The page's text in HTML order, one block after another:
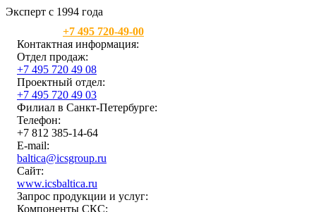
Эксперт с 1994 года
+7 495 720-49-00
Контактная информация:
Отдел продаж:
+7 495 720 49 08
Проектный отдел:
+7 495 720 49 03
Филиал в Санкт-Петербурге:
Телефон:
+7 812 385-14-64
E-mail:
baltica@icsgroup.ru
Сайт:
www.icsbaltica.ru
Запрос продукции и услуг:
Компоненты СКС: